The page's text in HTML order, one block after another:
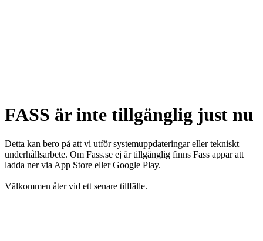
FASS är inte tillgänglig just nu
Detta kan bero på att vi utför systemuppdateringar eller tekniskt
underhållsarbete. Om Fass.se ej är tillgänglig finns Fass appar att
ladda ner via App Store eller Google Play.
Välkommen åter vid ett senare tillfälle.